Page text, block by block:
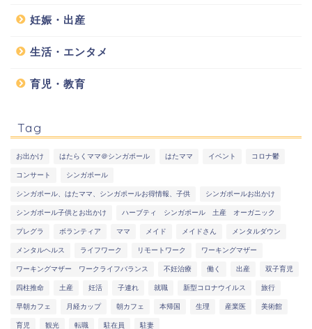
妊娠・出産
生活・エンタメ
育児・教育
Tag
お出かけ はたらくママ＠シンガポール はたママ イベント コロナ鬱
コンサート シンガポール
シンガポール、はたママ、シンガポールお得情報、子供 シンガポールお出かけ
シンガポール子供とお出かけ ハーブティ シンガポール 土産 オーガニック
プレグラ ボランティア ママ メイド メイドさん メンタルダウン
メンタルヘルス ライフワーク リモートワーク ワーキングマザー
ワーキングマザー ワークライフバランス 不妊治療 働く 出産 双子育児
四柱推命 土産 妊活 子連れ 就職 新型コロナウイルス 旅行
早朝カフェ 月経カップ 朝カフェ 本帰国 生理 産業医 美術館
育児 観光 転職 駐在員 駐妻